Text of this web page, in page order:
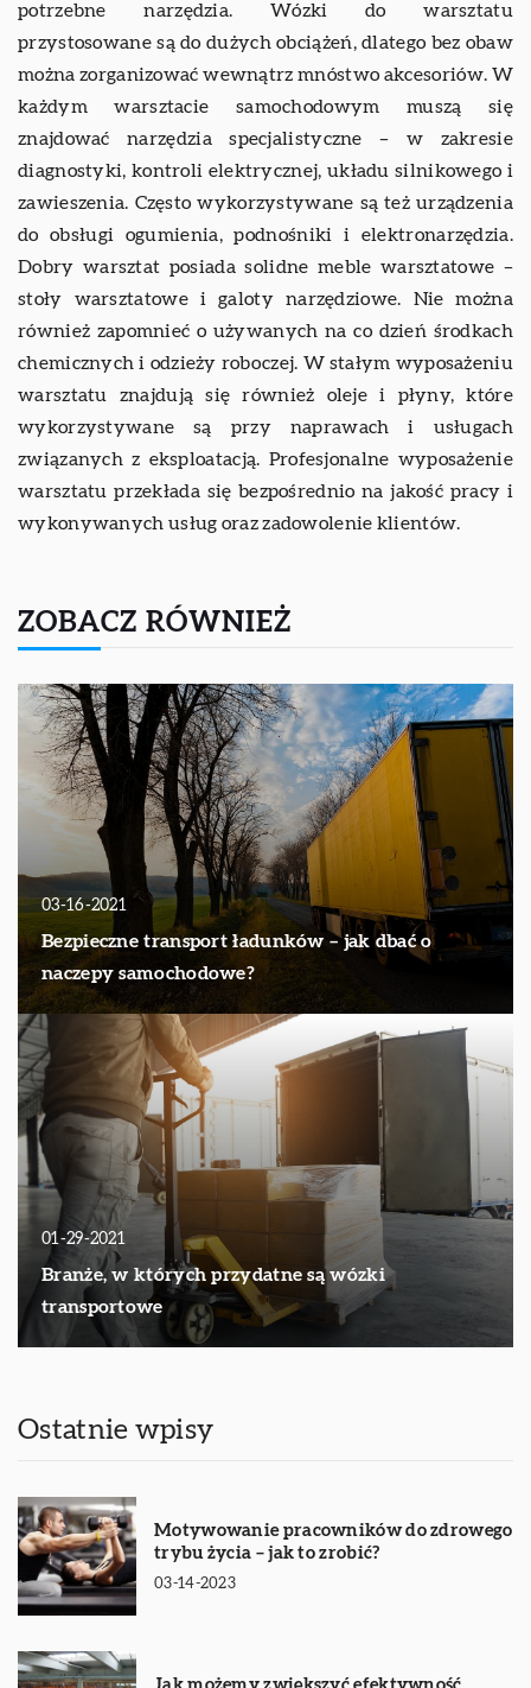
potrzebne narzędzia. Wózki do warsztatu
przystosowane są do dużych obciążeń, dlatego bez obaw
można zorganizować wewnątrz mnóstwo akcesoriów. W
każdym warsztacie samochodowym muszą się
znajdować narzędzia specjalistyczne – w zakresie
diagnostyki, kontroli elektrycznej, układu silnikowego i
zawieszenia. Często wykorzystywane są też urządzenia
do obsługi ogumienia, podnośniki i elektronarzędzia.
Dobry warsztat posiada solidne meble warsztatowe –
stoły warsztatowe i galoty narzędziowe. Nie można
również zapomnieć o używanych na co dzień środkach
chemicznych i odzieży roboczej. W stałym wyposażeniu
warsztatu znajdują się również oleje i płyny, które
wykorzystywane są przy naprawach i usługach
związanych z eksploatacją. Profesjonalne wyposażenie
warsztatu przekłada się bezpośrednio na jakość pracy i
wykonywanych usług oraz zadowolenie klientów.
ZOBACZ RÓWNIEŻ
03-16-2021
Bezpieczne transport ładunków – jak dbać o
naczepy samochodowe?
01-29-2021
Branże, w których przydatne są wózki
transportowe
Ostatnie wpisy
Motywowanie pracowników do zdrowego
trybu życia – jak to zrobić?
03-14-2023